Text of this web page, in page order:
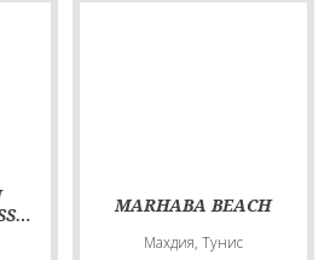
MARHABA BEACH
Махдия, Тунис